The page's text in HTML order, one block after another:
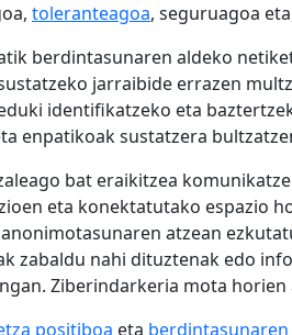
toleranteagoa, seguruagoa
berdintasunaren aldeko
jarraibide errazen
identifikatzeko eta
enpatikoak sustatzera
bat eraikitzea
eta konektatutako espazio
atzean
zabaldu nahi dituztenak edo
Ziberindarkeria mota
positiboa eta